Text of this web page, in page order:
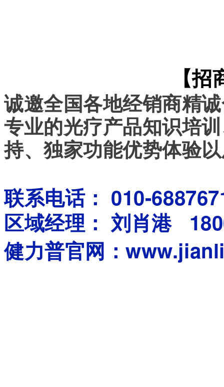
【招
诚邀全国各地经销商精诚
专业的光疗产品知识培训
持、独家功能优势体验以
联系电话： 010-688767
区域经理 ： 刘肖港 180
健力普官网 ：www.jianl